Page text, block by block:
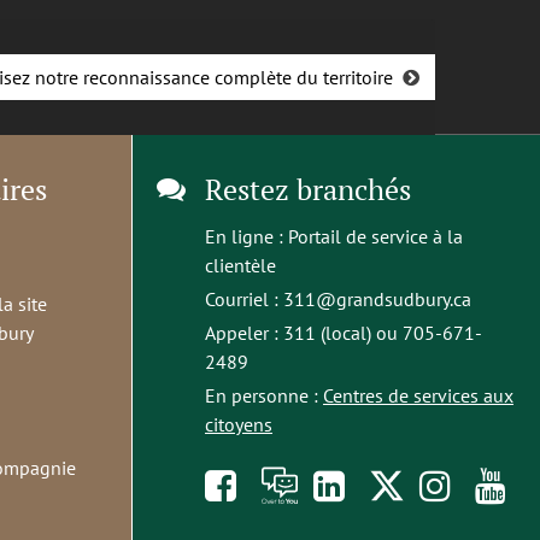
notre reconnaissance complète du territoire
site
Restez branchés
En ligne : Portail de service à la
clientèle
Courriel : 311@grandsudbury.ca
Appeler : 311 (local) ou 705-671-
2489
En personne : Centres de services aux
citoyens
Like À
opensFollow